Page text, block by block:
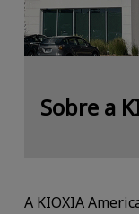
Sobre a
A KIOXIA